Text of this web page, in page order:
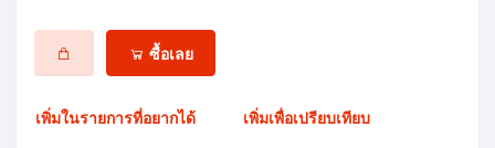
ซื้อเลย
เพิ่มในรายการที่อยากได้ เพิ่มเพื่อเปรียบเทียบ